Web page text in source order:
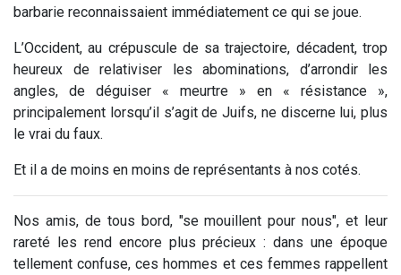
barbarie reconnaissaient immédiatement ce qui se joue.
L’Occident, au crépuscule de sa trajectoire, décadent, trop
heureux de relativiser les abominations, d’arrondir les
angles, de déguiser « meurtre » en « résistance »,
principalement lorsqu’il s’agit de Juifs, ne discerne lui, plus
le vrai du faux.
Et il a de moins en moins de représentants à nos cotés.
Nos amis, de tous bord, "se mouillent pour nous", et leur
rareté les rend encore plus précieux : dans une époque
tellement confuse, ces hommes et ces femmes rappellent